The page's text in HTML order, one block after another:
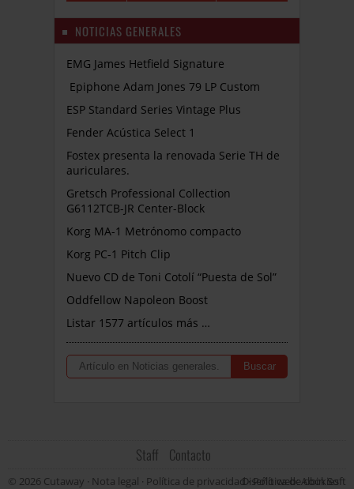
NOTICIAS GENERALES
EMG James Hetfield Signature
Epiphone Adam Jones 79 LP Custom
ESP Standard Series Vintage Plus
Fender Acústica Select 1
Fostex presenta la renovada Serie TH de
auriculares.
Gretsch Professional Collection
G6112TCB-JR Center-Block
Korg MA-1 Metrónomo compacto
Korg PC-1 Pitch Clip
Nuevo CD de Toni Cotolí “Puesta de Sol”
Oddfellow Napoleon Boost
Listar 1577 artículos más …
Staff Contacto
© 2026 Cutaway · Nota legal · Política de privacidad·Política de cookies
Diseño web: Albin Soft